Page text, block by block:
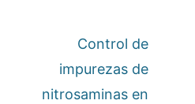
Control de
impurezas de
nitrosaminas en